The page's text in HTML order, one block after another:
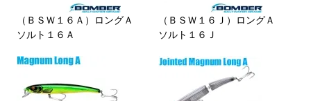
（ＢＳＷ１６Ａ）ロングＡ
ソルト１６Ａ
（ＢＳＷ１６Ｊ）ロングＡ
ソルト１６Ｊ